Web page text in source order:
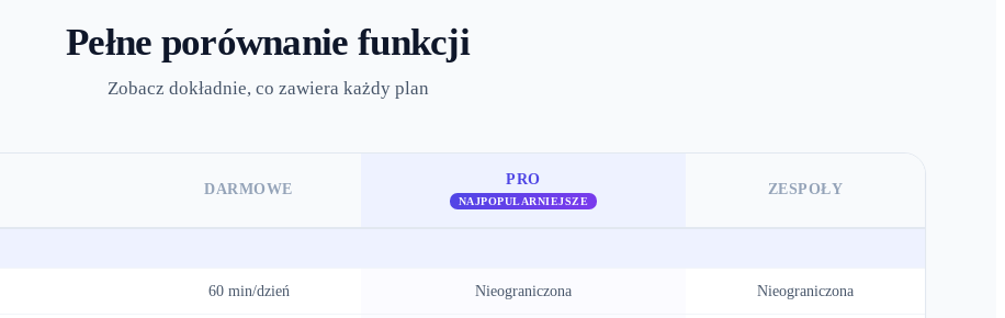
Pełne porównanie funkcji
Zobacz dokładnie, co zawiera każdy plan
DARMOWE
PRO
NAJPOPULARNIEJSZE
ZESPOŁY
60 min/dzień Nieograniczona Nieograniczona